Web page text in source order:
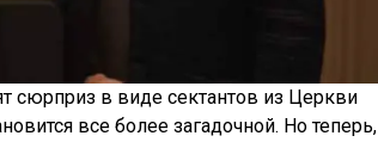
сюрприз в виде сектантов из Церкви
все более загадочной. Но теперь,